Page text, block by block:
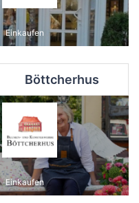
Einkaufen
Böttcherhus
Einkaufen